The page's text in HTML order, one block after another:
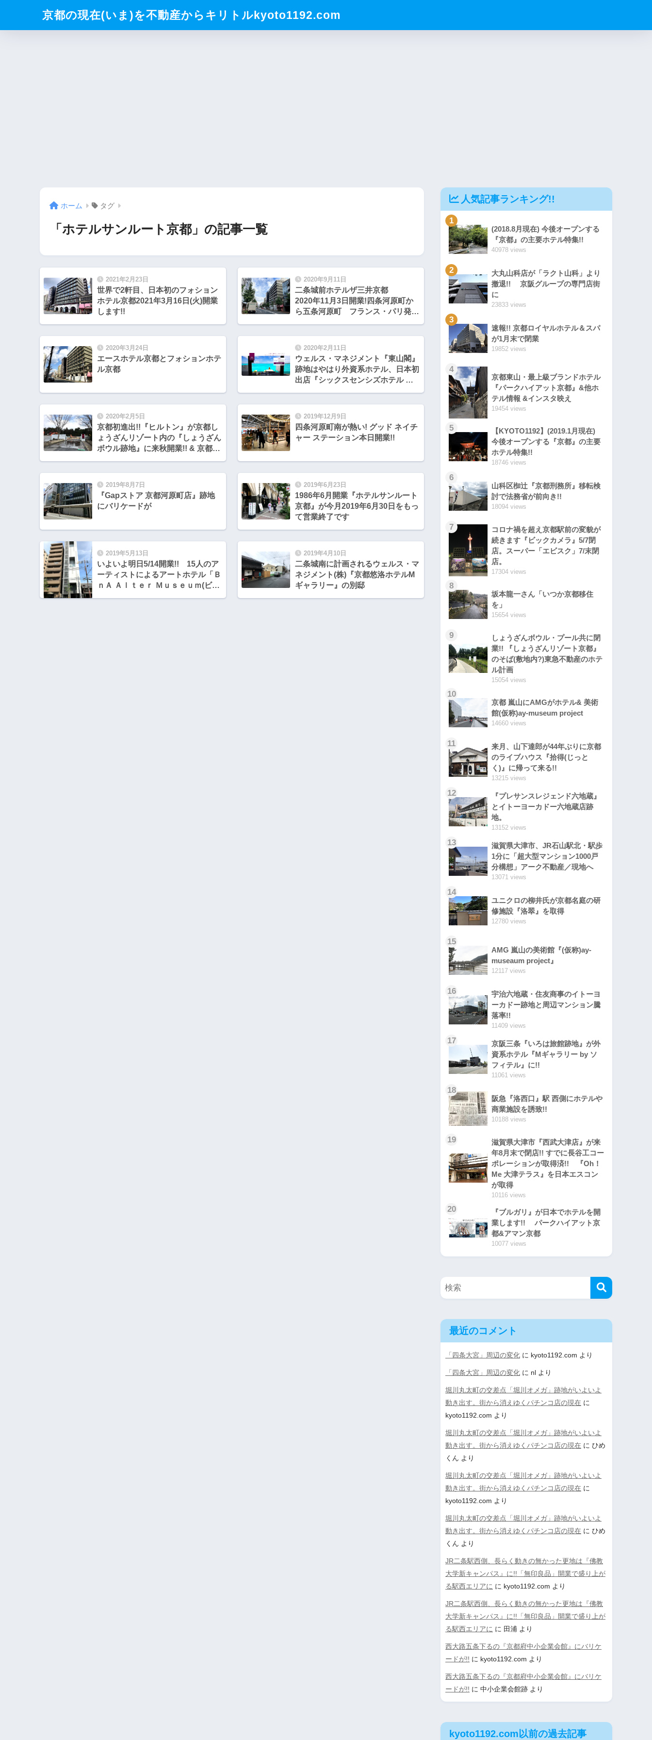
京都の現在(いま)を不動産からキリトルkyoto1192.com
ホーム タグ
「ホテルサンルート京都」の記事一覧
2021年2月23日
世界で2軒目、日本初のフォション
ホテル京都2021年3月16日(火)開業
します!!
2020年9月11日
二条城前ホテルザ三井京都
2020年11月3日開業!四条河原町か
ら五条河原町 フランス・パリ発
ト他
2020年3月24日
エースホテル京都とフォションホテ
ル京都
2020年2月11日
ウェルス・マネジメント『東山閣』
跡地はやはり外資系ホテル、日本初
出店『シックスセンシズホテル リ
2020年2月5日
京都初進出!!『ヒルトン』が京都し
ょうざんリゾート内の『しょうざん
ボウル跡地』に来秋開業!! & 京都エ
2019年12月9日
四条河原町南が熱い! グッド ネイチ
ャー ステーション本日開業!!
2019年8月7日
『Gapストア 京都河原町店』跡地
にバリケードが
2019年6月23日
1986年6月開業『ホテルサンルート
京都』が今月2019年6月30日をもっ
て営業終了です
2019年5月13日
いよいよ明日5/14開業!! 15人のア
ーティストによるアートホテル「Ｂ
ｎＡ Ａｌｔｅｒ Ｍｕｓｅｕｍ(ビー
2019年4月10日
二条城南に計画されるウェルス・マ
ネジメント(株)『京都悠洛ホテルM
ギャラリー』の別邸
人気記事ランキング!!
1
(2018.8月現在) 今後オープンする
『京都』の主要ホテル特集!!
40978 views
2
大丸山科店が「ラクト山科」より
撤退!! 京阪グループの専門店街
に
23833 views
3
速報!! 京都ロイヤルホテル＆スパ
が1月末で閉業
19852 views
4
京都東山・最上級ブランドホテル
『パークハイアット京都』&他ホ
テル情報 &インスタ映え
19454 views
5
【KYOTO1192】(2019.1月現在)
今後オープンする『京都』の主要
ホテル特集!!
18746 views
6
山科区椥辻『京都刑務所』移転検
討で法務省が前向き!!
18094 views
7
コロナ禍を超え京都駅前の変貌が
続きます『ビックカメラ』5/7閉
店。スーパー「エビスク」7/末閉
店。
17304 views
8
坂本龍一さん「いつか京都移住
を」
15654 views
9
しょうざんボウル・プール共に閉
業!! 『しょうざんリゾート京都』
のそば(敷地内?)東急不動産のホテ
ル計画
15054 views
10
京都 嵐山にAMGがホテル& 美術
館(仮称)ay-museum project
14660 views
11
来月、山下達郎が44年ぶりに京都
のライブハウス『拾得(じっと
く)』に帰って来る!!
13215 views
12
『プレサンスレジェンド六地蔵』
とイトーヨーカドー六地蔵店跡
地。
13152 views
13
滋賀県大津市、JR石山駅北・駅歩
1分に「超大型マンション1000戸
分構想」アーク不動産／現地へ
13071 views
14
ユニクロの柳井氏が京都名庭の研
修施設『洛翠』を取得
12780 views
15
AMG 嵐山の美術館『(仮称)ay-
museaum project』
12117 views
16
宇治六地蔵・住友商事のイトーヨ
ーカドー跡地と周辺マンション騰
落率!!
11409 views
17
京阪三条『いろは旅館跡地』が外
資系ホテル『Mギャラリー by ソ
フィテル』に!!
11061 views
18
阪急『洛西口』駅 西側にホテルや
商業施設を誘致!!
10188 views
19
滋賀県大津市『西武大津店』が来
年8月末で閉店!! すでに長谷工コー
ポレーションが取得済!! 『Oh！
Me 大津テラス』を日本エスコン
が取得
10116 views
20
『ブルガリ』が日本でホテルを開
業します!! パークハイアット京
都&アマン京都
10077 views
最近のコメント
「四条大宮」周辺の変化 に kyoto1192.com より
「四条大宮」周辺の変化 に nl より
堀川丸太町の交差点「堀川オメガ」跡地がいよいよ
動き出す。街から消えゆくパチンコ店の現在 に
kyoto1192.com より
堀川丸太町の交差点「堀川オメガ」跡地がいよいよ
動き出す。街から消えゆくパチンコ店の現在 に ひめ
くん より
堀川丸太町の交差点「堀川オメガ」跡地がいよいよ
動き出す。街から消えゆくパチンコ店の現在 に
kyoto1192.com より
堀川丸太町の交差点「堀川オメガ」跡地がいよいよ
動き出す。街から消えゆくパチンコ店の現在 に ひめ
くん より
JR二条駅西側、長らく動きの無かった更地は『佛教
大学新キャンパス』に!!「無印良品」開業で盛り上が
る駅西エリアに に kyoto1192.com より
JR二条駅西側、長らく動きの無かった更地は『佛教
大学新キャンパス』に!!「無印良品」開業で盛り上が
る駅西エリアに に 田浦 より
西大路五条下るの『京都府中小企業会館』にバリケ
ードが!! に kyoto1192.com より
西大路五条下るの『京都府中小企業会館』にバリケ
ードが!! に 中小企業会館跡 より
kyoto1192.com以前の過去記事